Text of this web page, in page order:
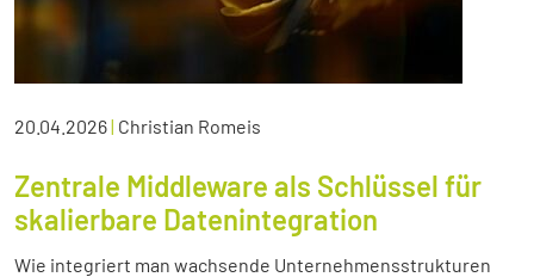
20.04.2026| Christian Romeis
Zentrale Middleware als Schlüssel für
skalierbare Datenintegration
Wie integriert man wachsende Unternehmensstrukturen